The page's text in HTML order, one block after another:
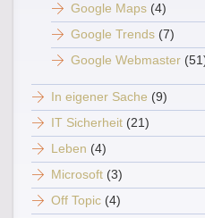
Google Maps (4)
Google Trends (7)
Google Webmaster
In eigener Sache (9)
IT Sicherheit (21)
Leben (4)
Microsoft (3)
Off Topic (4)